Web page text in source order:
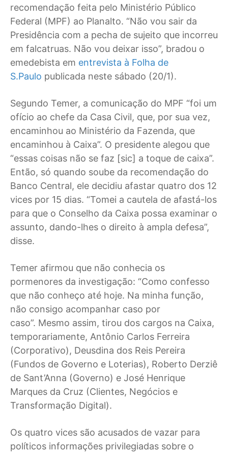
recomendação feita pelo Ministério Público
Federal (MPF) ao Planalto. “Não vou sair da
Presidência com a pecha de sujeito que incorreu
em falcatruas. Não vou deixar isso”, bradou o
emedebista em entrevista à Folha de
S.Paulo publicada neste sábado (20/1).
Segundo Temer, a comunicação do MPF “foi um
ofício ao chefe da Casa Civil, que, por sua vez,
encaminhou ao Ministério da Fazenda, que
encaminhou à Caixa”. O presidente alegou que
“essas coisas não se faz [sic] a toque de caixa”.
Então, só quando soube da recomendação do
Banco Central, ele decidiu afastar quatro dos 12
vices por 15 dias. “Tomei a cautela de afastá-los
para que o Conselho da Caixa possa examinar o
assunto, dando-lhes o direito à ampla defesa”,
disse.
Temer afirmou que não conhecia os
pormenores da investigação: “Como confesso
que não conheço até hoje. Na minha função,
não consigo acompanhar caso por
caso”. Mesmo assim, tirou dos cargos na Caixa,
temporariamente, Antônio Carlos Ferreira
(Corporativo), Deusdina dos Reis Pereira
(Fundos de Governo e Loterias), Roberto Derziê
de Sant’Anna (Governo) e José Henrique
Marques da Cruz (Clientes, Negócios e
Transformação Digital).
Os quatro vices são acusados de vazar para
políticos informações privilegiadas sobre o